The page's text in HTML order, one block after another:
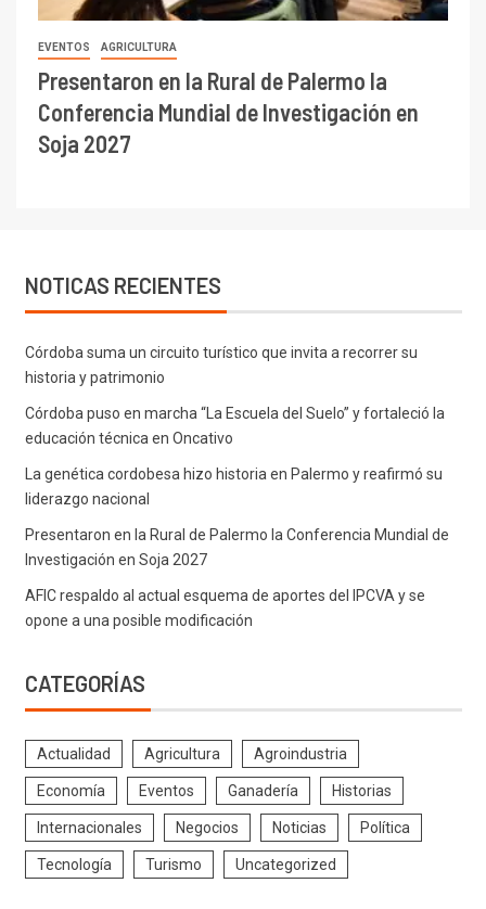
EVENTOS AGRICULTURA
Presentaron en la Rural de Palermo la
Conferencia Mundial de Investigación en
Soja 2027
NOTICAS RECIENTES
Córdoba suma un circuito turístico que invita a recorrer su
historia y patrimonio
Córdoba puso en marcha “La Escuela del Suelo” y fortaleció la
educación técnica en Oncativo
La genética cordobesa hizo historia en Palermo y reafirmó su
liderazgo nacional
Presentaron en la Rural de Palermo la Conferencia Mundial de
Investigación en Soja 2027
AFIC respaldo al actual esquema de aportes del IPCVA y se
opone a una posible modificación
CATEGORÍAS
Actualidad Agricultura Agroindustria
Economía Eventos Ganadería Historias
Internacionales Negocios Noticias Política
Tecnología Turismo Uncategorized